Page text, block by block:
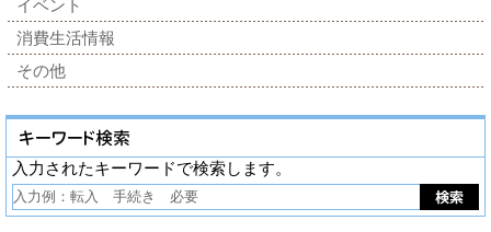
イベント
消費生活情報
その他
入力されたキーワードで検索します。